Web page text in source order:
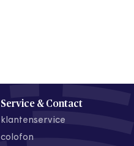
Service & Contact
klantenservice
colofon